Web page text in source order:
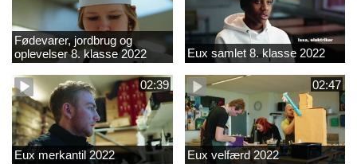
Fødevarer, jordbrug og
oplevelser 8. klasse 2022
Eux samlet 8. klasse 2022
02:39
Eux merkantil 2022
02:47
Eux velfærd 2022